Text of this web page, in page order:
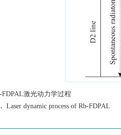
FDPAL激光动力学过程
Laser dynamic process of Rb-FDPAL